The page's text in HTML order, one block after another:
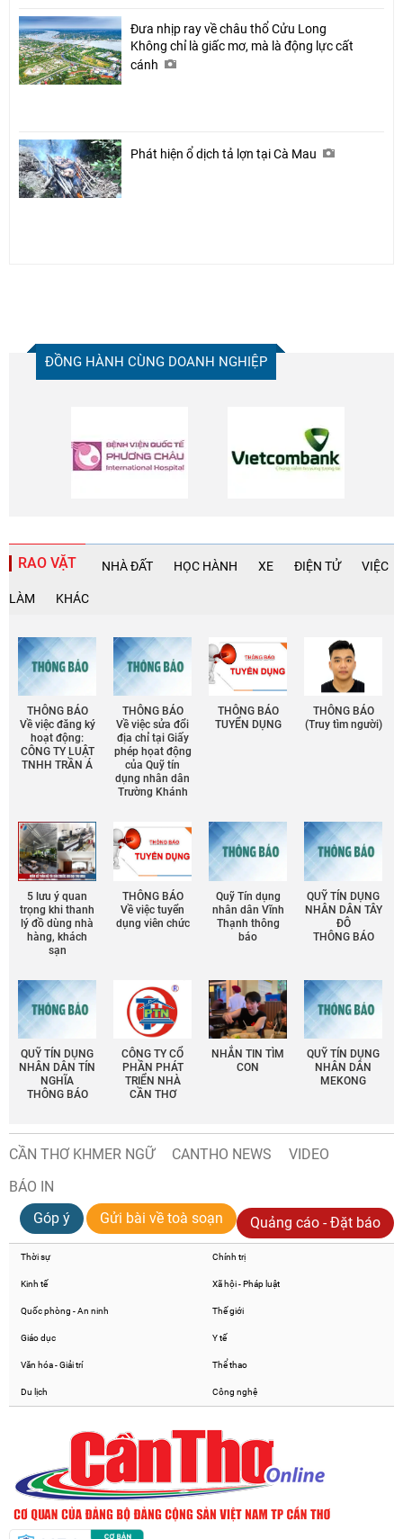
Đưa nhịp ray về châu thổ Cửu Long
Không chỉ là giấc mơ, mà là động lực cất
cánh
Phát hiện ổ dịch tả lợn tại Cà Mau
ĐỒNG HÀNH CÙNG DOANH NGHIỆP
RAO VẶT NHÀ ĐẤT HỌC HÀNH XE ĐIỆN TỬ VIỆC
LÀM KHÁC
THÔNG BÁO
Về việc đăng ký
hoạt động:
CÔNG TY LUẬT
TNHH TRẦN Á
THÔNG BÁO
Về việc sửa đổi
địa chỉ tại Giấy
phép họat động
của Quỹ tín
dụng nhân dân
Trường Khánh
THÔNG BÁO
TUYỂN DỤNG
THÔNG BÁO
(Truy tìm người)
5 lưu ý quan
trọng khi thanh
lý đồ dùng nhà
hàng, khách
sạn
THÔNG BÁO
Về việc tuyển
dụng viên chức
Quỹ Tín dụng
nhân dân Vĩnh
Thạnh thông
báo
QUỸ TÍN DỤNG
NHÂN DÂN TÂY
ĐÔ
THÔNG BÁO
QUỸ TÍN DỤNG
NHÂN DÂN TÍN
NGHĨA
THÔNG BÁO
CÔNG TY CỔ
PHẦN PHÁT
TRIỂN NHÀ
CẦN THƠ
NHẮN TIN TÌM
CON
QUỸ TÍN DỤNG
NHÂN DÂN
MEKONG
CẦN THƠ KHMER NGỮ CANTHO NEWS
VIDEO
BÁO IN
Góp ý
Gửi bài về toà soạn Quảng cáo - Đặt báo
Thời sự Chính trị
Kinh tế Xã hội - Pháp luật
Quốc phòng - An ninh Thế giới
Giáo dục Y tế
Văn hóa - Giải trí Thể thao
Du lịch Công nghệ